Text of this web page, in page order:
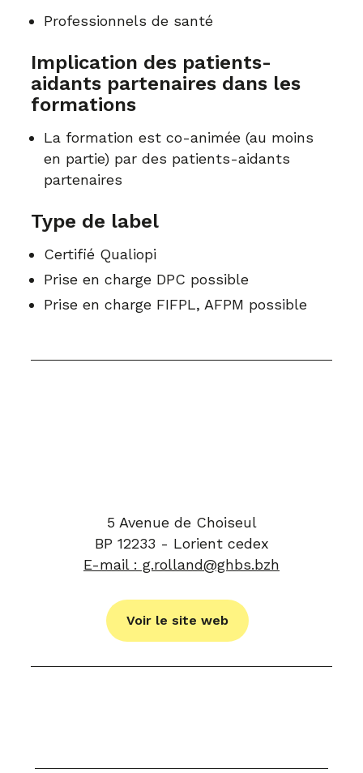
Professionnels de santé
Implication des patients-
aidants partenaires dans les
formations
La formation est co-animée (au moins
en partie) par des patients-aidants
partenaires
Type de label
Certifié Qualiopi
Prise en charge DPC possible
Prise en charge FIFPL, AFPM possible
5 Avenue de Choiseul
BP 12233 - Lorient cedex
E-mail : g.rolland@ghbs.bzh
Voir le site web